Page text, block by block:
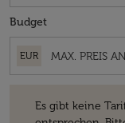
Budget
EUR
Es gibt keine